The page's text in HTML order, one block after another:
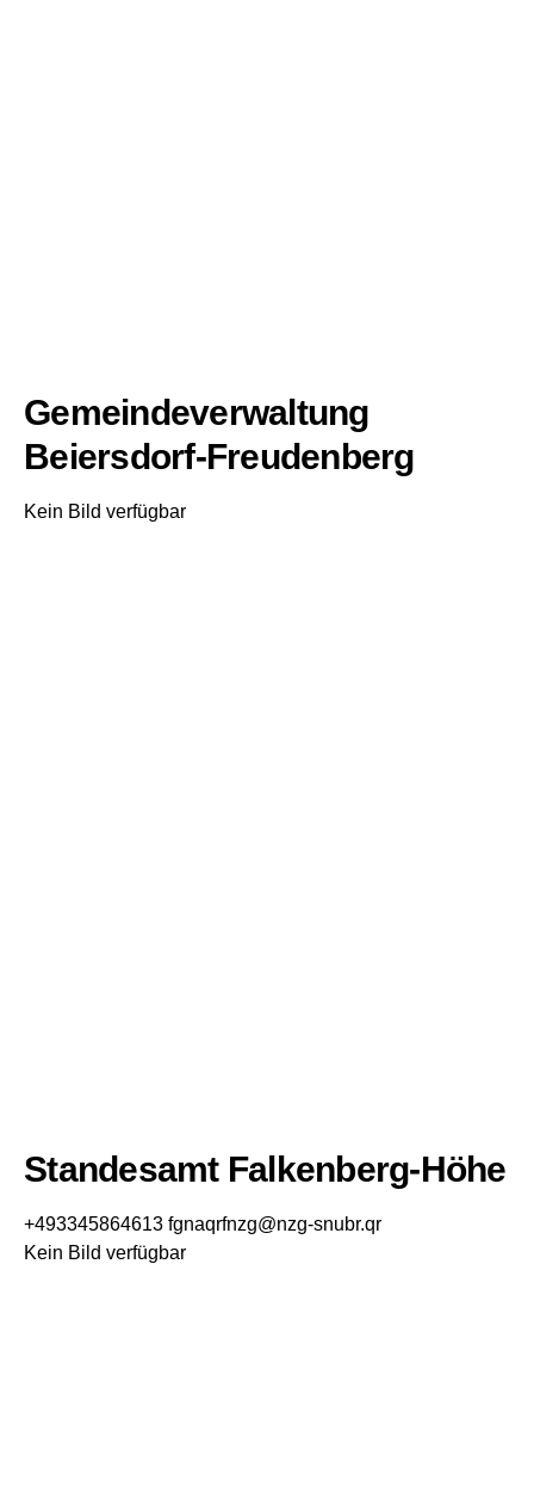
Gemeindeverwaltung
Beiersdorf-Freudenberg
Kein Bild verfügbar
Standesamt Falkenberg-Höhe
+493345864613 fgnaqrfnzg@nzg-snubr.qr
Kein Bild verfügbar